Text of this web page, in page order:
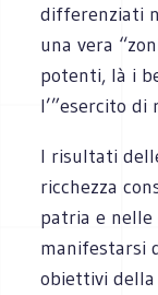
differenziati
una vera
potenti, là i
l’”esercito di
I risultati
ricchezza
patria e nelle
manifestarsi
obiettivi